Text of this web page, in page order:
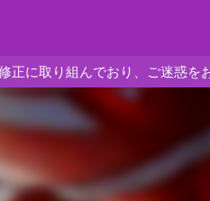
に取り組んでおり、ご迷惑を